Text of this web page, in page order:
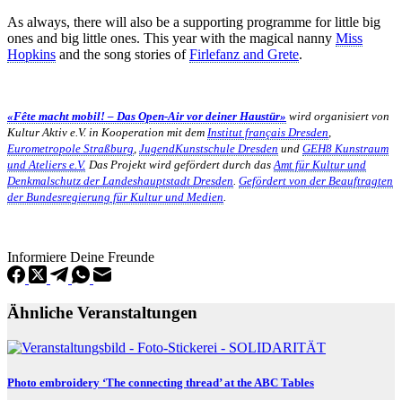
As always, there will also be a supporting programme for little big
ones and big little ones. This year with the magical nanny Miss
Hopkins and the song stories ofFirlefanz and Grete.
«Fête macht mobil! – Das Open-Air vor deiner Haustür» wird organisiert von
Kultur Aktiv e.V. in Kooperation mit dem Institut français Dresden
Eurometropole Straßburg JugendKunstschule Dresden und GEH8 Kunstraum
und Ateliers e.V. Das Projekt wird gefördert durch das Amt für Kultur und
Denkmalschutz der Landeshauptstadt Dresden Gefördert von der Beauftragten
der Bundesregierung für Kultur und Medien
Informiere Deine Freunde
Ähnliche Veranstaltungen
Photo embroidery ‘The connecting thread’ at the ABC Tables